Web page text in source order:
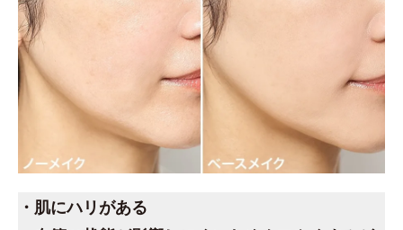
・肌にハリがある